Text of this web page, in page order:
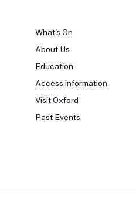
What's On
About Us
Education
Access information
Visit Oxford
Past Events